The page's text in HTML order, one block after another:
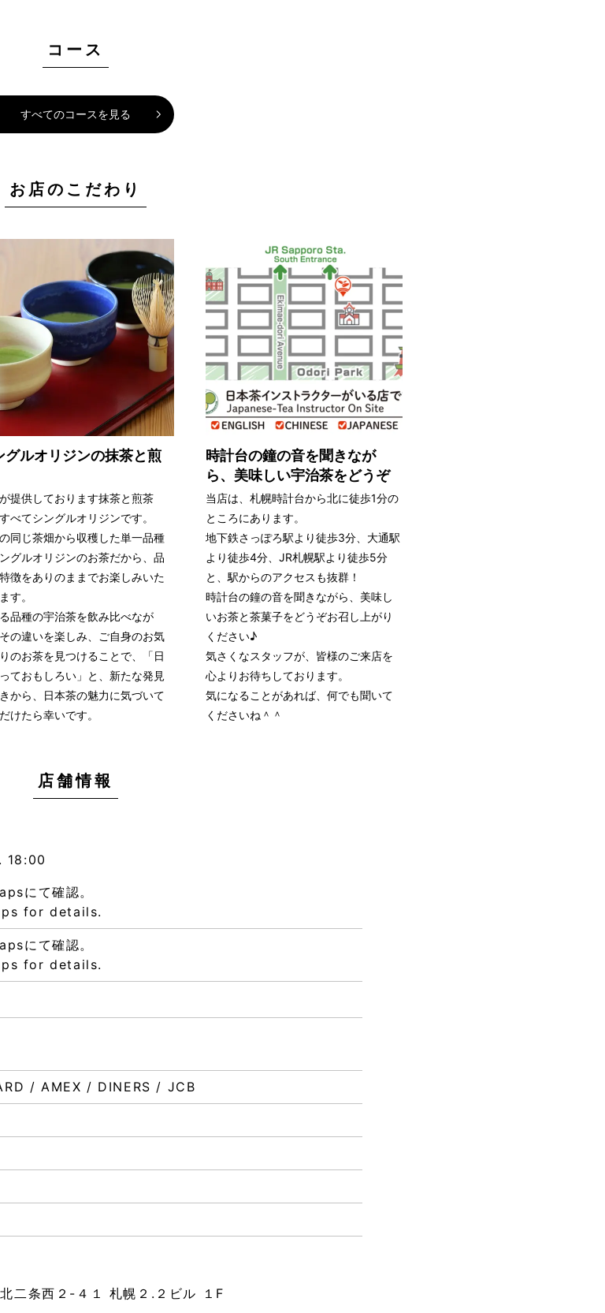
コース
すべてのコースを見る
お店のこだわり
グルオリジンの抹茶と煎
提供しております抹茶と煎茶
べてシングルオリジンです。
同じ茶畑から収穫した単一品種
グルオリジンのお茶だから、品
徴をありのままでお楽しみいた
す。
品種の宇治茶を飲み比べなが
の違いを楽しみ、ご自身のお気
のお茶を見つけることで、「日
ておもしろい」と、新たな発見
から、日本茶の魅力に気づいて
けたら幸いです。
時計台の鐘の音を聞きなが
ら、美味しい宇治茶をどうぞ
当店は、札幌時計台から北に徒歩1分の
ところにあります。
地下鉄さっぽろ駅より徒歩3分、大通駅
より徒歩4分、JR札幌駅より徒歩5分
と、駅からのアクセスも抜群！
時計台の鐘の音を聞きながら、美味し
いお茶と茶菓子をどうぞお召し上がり
ください♪
気さくなスタッフが、皆様のご来店を
心よりお待ちしております。
気になることがあれば、何でも聞いて
くださいね＾＾
店舗情報
18:00
にて確認。
for details.
にて確認。
for details.
/ AMEX / DINERS / JCB
二条西２-４１ 札幌２.２ビル １F